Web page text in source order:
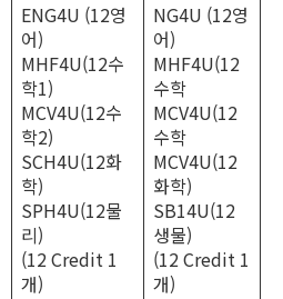
ENG4U (12영
어)
MHF4U(12수
학1)
MCV4U(12수
학2)
SCH4U(12화
학)
SPH4U(12물
리)
(12 Credit 1
개)
NG4U (12영
어)
MHF4U(12
수학
MCV4U(12
수학
MCV4U(12
화학)
SB14U(12
생물)
(12 Credit 1
개)